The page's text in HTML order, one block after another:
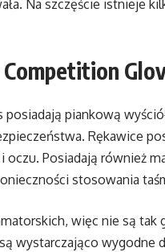
Na szczęście istnieje
piankową
Rękawice
Posiadają również
stosowania
więc nie są tak
wystarczająco wygodne